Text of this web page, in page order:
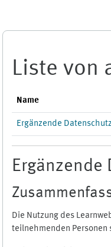
Liste von
Name
Ergänzende
Ergänzende
Die Nutzung des
teilnehmenden Personen